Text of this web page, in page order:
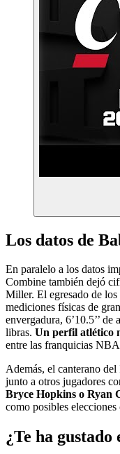
Los datos de
En paralelo a los datos
Combine también dejó
Miller. El egresado de
mediciones físicas de gran
envergadura, 6’10.5’’
libras. Un perfil atlético
entre las franquicias
Además, el canterano
junto a otros jugadores
Bryce Hopkins o Ryan
como posibles
¿Te ha